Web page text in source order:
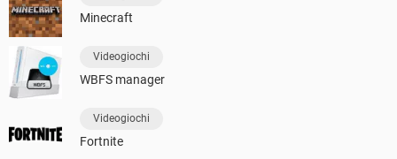
Minecraft
Videogiochi
WBFS manager
Videogiochi
Fortnite